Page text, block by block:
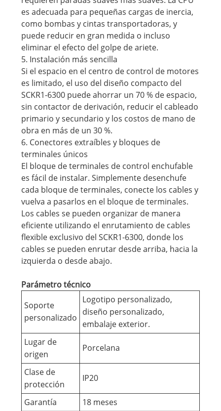
es adecuada para pequeñas cargas de inercia,
como bombas y cintas transportadoras, y
puede reducir en gran medida o incluso
eliminar el efecto del golpe de ariete.
5. Instalación más sencilla
Si el espacio en el centro de control de motores
es limitado, el uso del diseño compacto del
SCKR1-6300 puede ahorrar un 70 % de espacio,
sin contactor de derivación, reducir el cableado
primario y secundario y los costos de mano de
obra en más de un 30 %.
6. Conectores extraíbles y bloques de
terminales únicos
El bloque de terminales de control enchufable
es fácil de instalar. Simplemente desenchufe
cada bloque de terminales, conecte los cables y
vuelva a pasarlos en el bloque de terminales.
Los cables se pueden organizar de manera
eficiente utilizando el enrutamiento de cables
flexible exclusivo del SCKR1-6300, donde los
cables se pueden enrutar desde arriba, hacia la
izquierda o desde abajo.
Parámetro técnico
Soporte
personalizado
Logotipo personalizado,
diseño personalizado,
embalaje exterior.
Lugar de
origen
Porcelana
Clase de
protección
IP20
Garantía
18 meses